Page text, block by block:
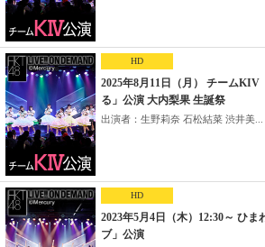
HD
2025年8月11日（月） チームKIV
る」公演 大内梨果 生誕祭
出演者：生野莉奈 石松結菜 渋井美...
HD
2023年5月4日（木）12:30～ ひ
ブ」公演